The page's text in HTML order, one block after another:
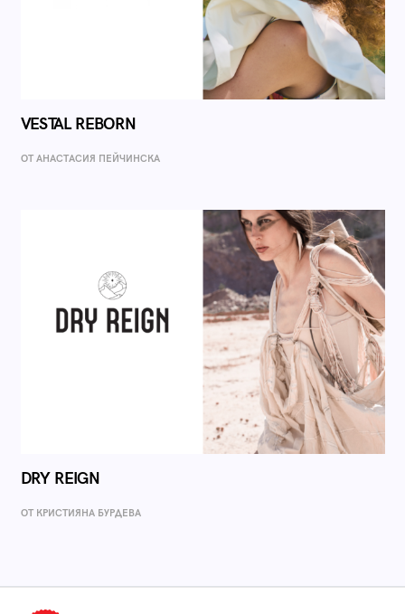
VESTAL REBORN
ОТ AНАСТАСИЯ ПЕЙЧИНСКА
DRY REIGN
ОТ КРИСТИЯНА БУРДЕВА